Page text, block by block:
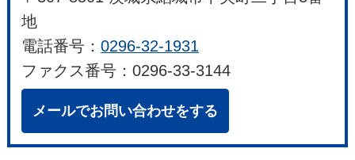
地
電話番号：0296-32-1931
ファクス番号：0296-33-3144
メールでお問い合わせをする